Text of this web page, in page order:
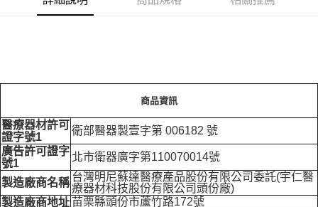
7-11取貨付款［需3-5個工作天不含預購商品］
宅配［需2-3個工作天不含預購商品］
每筆NT$100，滿NT$799(含以上)免運費
商品資訊
醫療器材許可
證字號1
衛部醫器製壹字第 006182 號
廣告許可證字
號1
北市衛器廣字第110070014號
製造廠商名稱 台灣明尼蘇達醫療產品股份有限公司委託(宇仁醫
療器材科技股份有限公司頭份廠)
製造廠商地址 苗栗縣頭份市蘆竹路172號